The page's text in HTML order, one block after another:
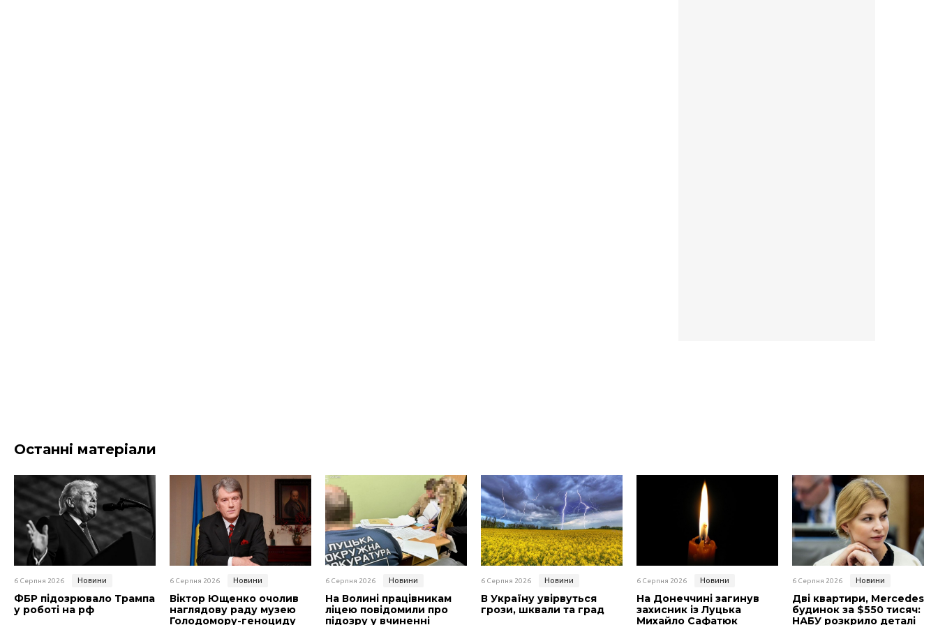
Останні матеріали
6 Серпня 2026 Новини
ФБР підозрювало Трампа
у роботі на рф
6 Серпня 2026 Новини
Віктор Ющенко очолив
наглядову раду музею
Голодомору-геноциду
6 Серпня 2026 Новини
На Волині працівникам
ліцею повідомили про
підозру у вчиненні
6 Серпня 2026 Новини
В Україну увірвуться
грози, шквали та град
6 Серпня 2026 Новини
На Донеччині загинув
захисник із Луцька
Михайло Сафатюк
6 Серпня 2026 Новини
Дві квартири, Mercedes і
будинок за $550 тисяч:
НАБУ розкрило деталі